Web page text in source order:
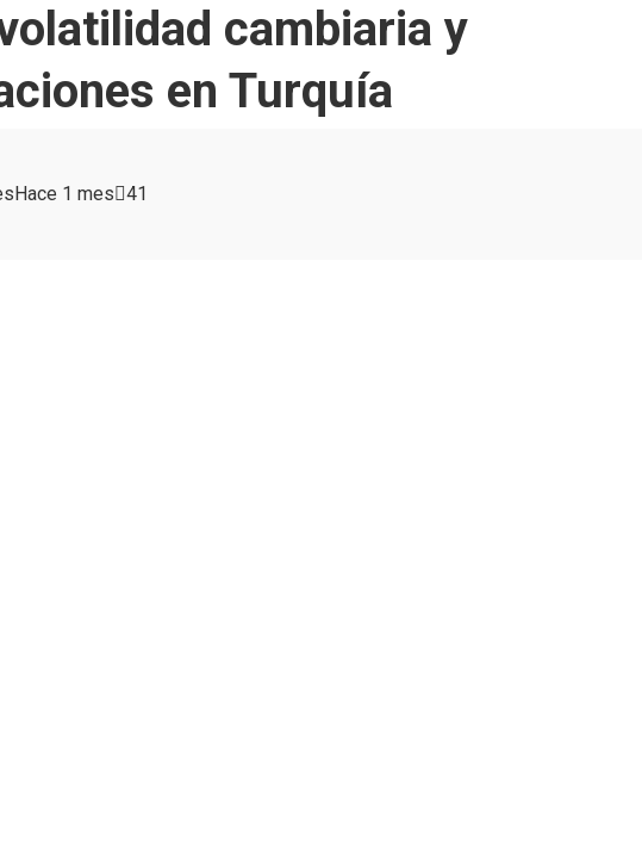
cambiaria y
en Turquía
Hace 1 mes 41